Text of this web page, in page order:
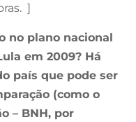
]
no plano nacional
em 2009? Há
país que pode ser
(como o
– BNH, por